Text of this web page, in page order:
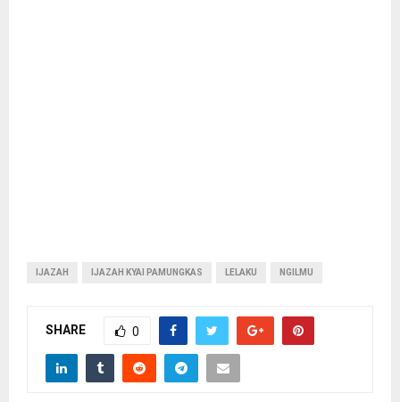
IJAZAH IJAZAH KYAI PAMUNGKAS LELAKU NGILMU
SHARE 0